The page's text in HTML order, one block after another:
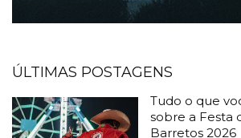
ÚLTIMAS POSTAGENS
Tudo o que
sobre a Festa
Barretos 2026